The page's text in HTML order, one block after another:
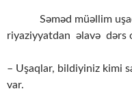
Səməd müəllim
riyaziyyatdan əlavə dərs
– Uşaqlar, bildiyiniz kimi
var.